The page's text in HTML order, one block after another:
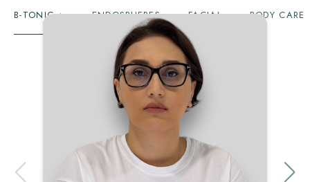
B-TONIC + ENDOSPHERES FACIAL BODY CARE